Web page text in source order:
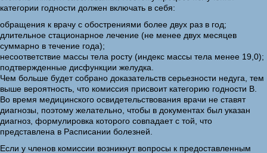
категории годности должен включать в себя:
обращения к врачу с обострениями более двух раз в год;
длительное стационарное лечение (не менее двух месяцев
суммарно в течение года);
несоответствие массы тела росту (индекс массы тела менее 19,0);
подтвержденные дисфункции желудка.
Чем больше будет собрано доказательств серьезности недуга, тем
выше вероятность, что комиссия присвоит категорию годности В.
Во время медицинского освидетельствования врачи не ставят
диагнозы, поэтому желательно, чтобы в документах был указан
диагноз, формулировка которого совпадает с той, что
представлена в Расписании болезней.
Если у членов комиссии возникнут вопросы к предоставленным